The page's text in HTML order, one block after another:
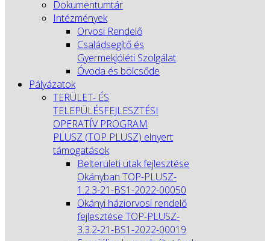
Dokumentumtár
Intézmények
Orvosi Rendelő
Családsegítő és
Gyermekjóléti Szolgálat
Óvoda és bölcsőde
Pályázatok
TERÜLET- ÉS
TELEPÜLÉSFEJLESZTÉSI
OPERATÍV PROGRAM
PLUSZ (TOP PLUSZ) elnyert
támogatások
Belterületi utak fejlesztése
Okányban TOP-PLUSZ-
1.2.3-21-BS1-2022-00050
Okányi háziorvosi rendelő
fejlesztése TOP-PLUSZ-
3.3.2-21-BS1-2022-00019